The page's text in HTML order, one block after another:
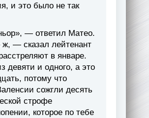
и это было не так
— ответил Матео.
— сказал лейтенант
в январе.
девяти и одного, а это
потому что
сожгли десять
строфе
которое по тебе